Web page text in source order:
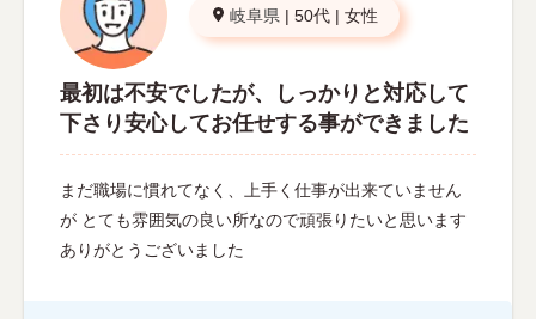
岐阜県 | 50代 | 女性
最初は不安でしたが、しっかりと対応して
下さり安心してお任せする事ができました
まだ職場に慣れてなく、上手く仕事が出来ていません
が とても雰囲気の良い所なので頑張りたいと思います
ありがとうございました